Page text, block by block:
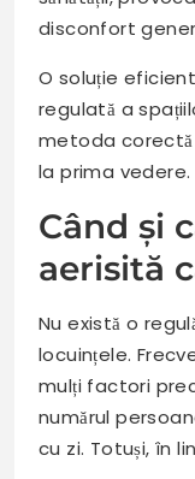
disconfort
O soluție
regulată a
metoda
la prima vedere.
Când și
aerisită
Nu există o
locuințele.
mulți factori
numărul
cu zi. Totuși, în